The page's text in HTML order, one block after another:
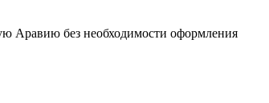
Аравию без необходимости оформления